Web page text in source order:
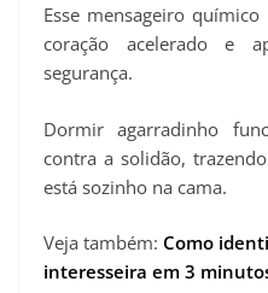
Esse mensageiro
coração acelerado e
segurança.
Dormir agarradinho
contra a solidão,
está sozinho na cama.
Veja também: Como
interesseira em 3